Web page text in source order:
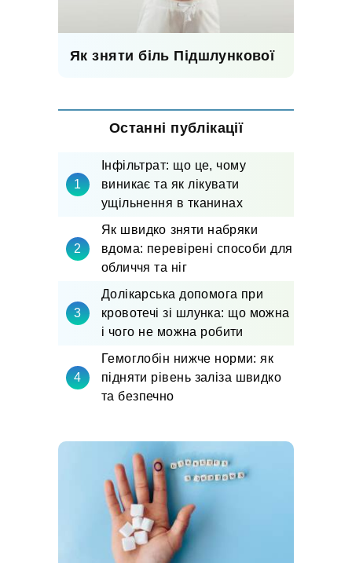
Як зняти біль Підшлункової
Останні публікації
Інфільтрат: що це, чому
виникає та як лікувати
ущільнення в тканинах
Як швидко зняти набряки
вдома: перевірені способи для
обличчя та ніг
Долікарська допомога при
кровотечі зі шлунка: що можна
і чого не можна робити
Гемоглобін нижче норми: як
підняти рівень заліза швидко
та безпечно